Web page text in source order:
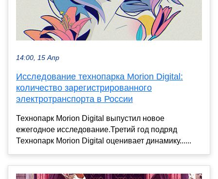
14:00, 15 Апр
Исследование технопарка Morion Digital:
количество зарегистрированного
электротранспорта в России
Технопарк Morion Digital выпустил новое
ежегодное исследование.Третий год подряд
Технопарк Morion Digital оценивает динамику......